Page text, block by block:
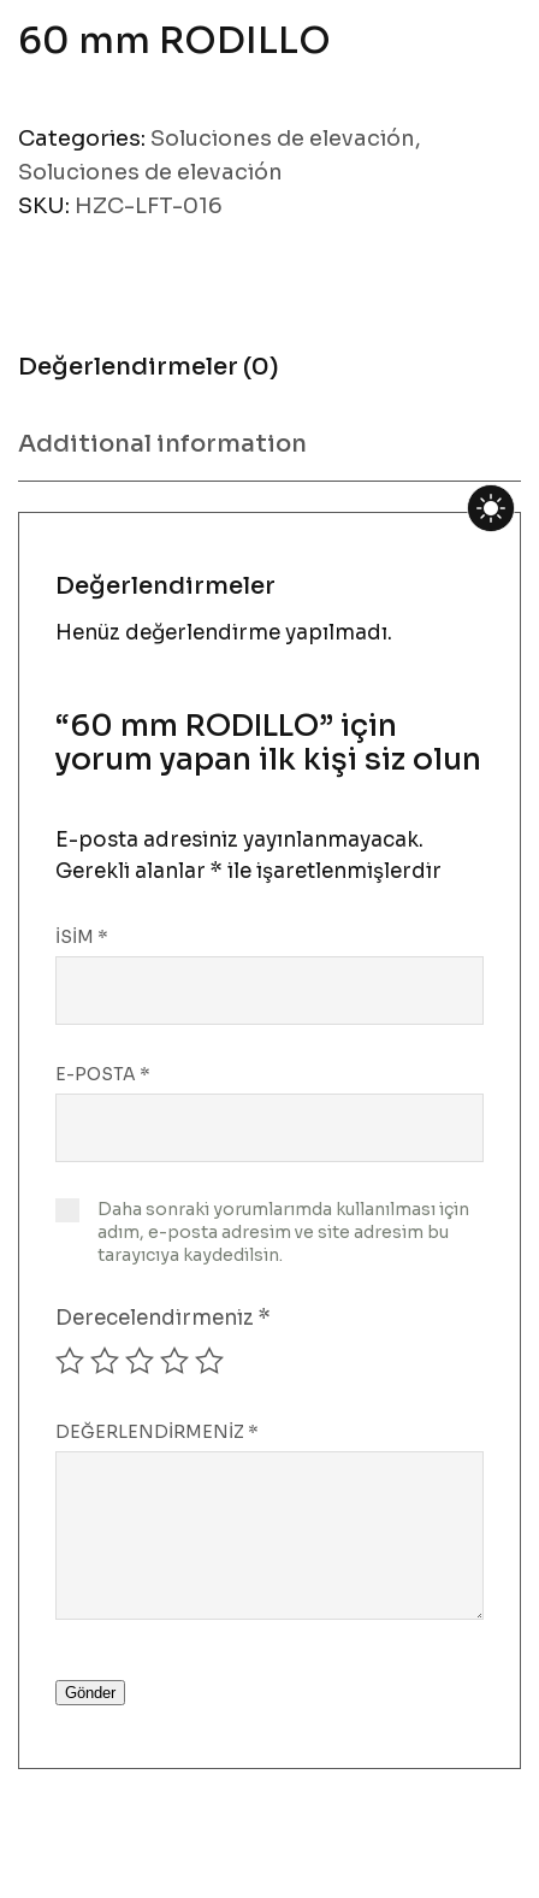
60 mm RODILLO
Categories: Soluciones de elevación,
Soluciones de elevación
SKU: HZC-LFT-016
Değerlendirmeler (0)
Additional information
Değerlendirmeler
Henüz değerlendirme yapılmadı.
“60 mm RODILLO” için
yorum yapan ilk kişi siz olun
E-posta adresiniz yayınlanmayacak.
Gerekli alanlar * ile işaretlenmişlerdir
İSIM *
E-POSTA *
Daha sonraki yorumlarımda kullanılması için
adım, e-posta adresim ve site adresim bu
tarayıcıya kaydedilsin.
Derecelendirmeniz *
DEĞERLENDIRMENIZ *
Gönder